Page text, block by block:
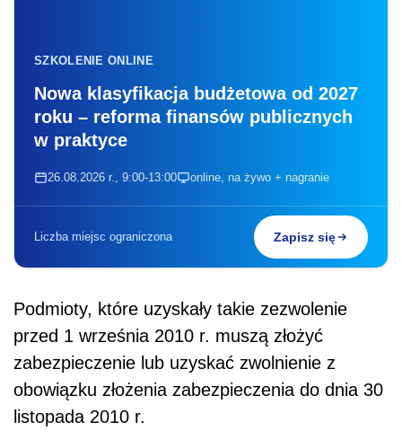
SZKOLENIE ONLINE
Nowa klasyfikacja budżetowa od 2027
roku – reforma finansów publicznych
w praktyce
26.08.2026 r., 9:00-13:00 online, na żywo + nagranie
Liczba miejsc ograniczona Zapisz się
Podmioty, które uzyskały takie zezwolenie
przed 1 września 2010 r. muszą złożyć
zabezpieczenie lub uzyskać zwolnienie z
obowiązku złożenia zabezpieczenia do dnia 30
listopada 2010 r.